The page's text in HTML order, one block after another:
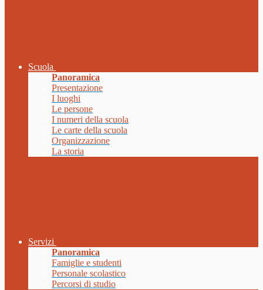
Scuola
Panoramica
Presentazione
I luoghi
Le persone
I numeri della scuola
Le carte della scuola
Organizzazione
La storia
Servizi
Panoramica
Famiglie e studenti
Personale scolastico
Percorsi di studio